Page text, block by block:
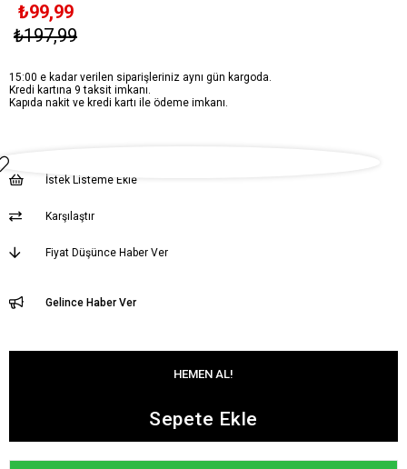
₺197,99
₺99,99
15:00 e kadar verilen siparişleriniz aynı gün kargoda.
Kredi kartına 9 taksit imkanı.
Kapıda nakit ve kredi kartı ile ödeme imkanı.
İstek Listeme Ekle
Karşılaştır
Fiyat Düşünce Haber Ver
Gelince Haber Ver